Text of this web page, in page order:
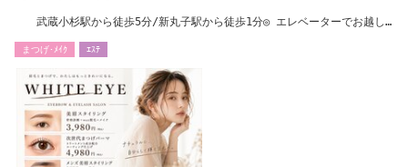
武蔵小杉駅から徒歩5分/新丸子駅から徒歩1分◎ エレベーターでお越し
まつげ･ﾒｲｸ ｴｽﾃ